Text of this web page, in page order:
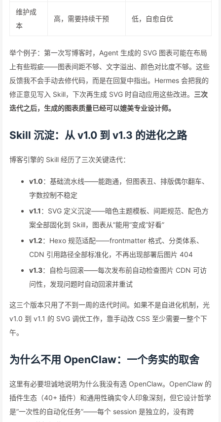
维护成
本
高，需要持续干预 低，自愈自优
举个例子：第一次写博客时，Agent 生成的 SVG 图表可能在布局
上有些瑕疵——图表间距不够、文字溢出、颜色对比度不够。这些
反馈我不会手动去修代码，而是在回复中指出。Hermes 会把我的
修正意见写入 Skill，下次再生成 SVG 时自动应用这些改进。 三次
迭代之后，生成的图表质量已经可以媲美专业设计师。
Skill 沉淀：从 v1.0 到 v1.3 的进化之路
博客引擎的 Skill 经历了三次关键迭代：
v1.0：基础流水线——能跑通，但图表丑、排版偶尔翻车、
字数控制不稳定
v1.1：SVG 定义沉淀——暗色主题模板、间距规范、配色方
案全部固化到 Skill，图表从”能用”变成”好看”
v1.2：Hexo 规范适配——frontmatter 格式、分类体系、
CDN 引用路径全部标准化，不再出现部署后图片 404
v1.3：自检与回滚——每次发布前自动检查图片 CDN 可访
问性，发现问题时自动回滚并重试
这三个版本只用了不到一周的迭代时间。如果不是自进化机制，光
v1.0 到 v1.1 的 SVG 调优工作，靠手动改 CSS 至少需要一整个下
午。
为什么不用 OpenClaw：一个务实的取舍
这里有必要坦诚地说明为什么我没有选 OpenClaw。OpenClaw 的
插件生态（40+ 插件）和通用性确实令人印象深刻，但它设计哲学
是”一次性的自动化任务”——每个 session 是独立的，没有跨